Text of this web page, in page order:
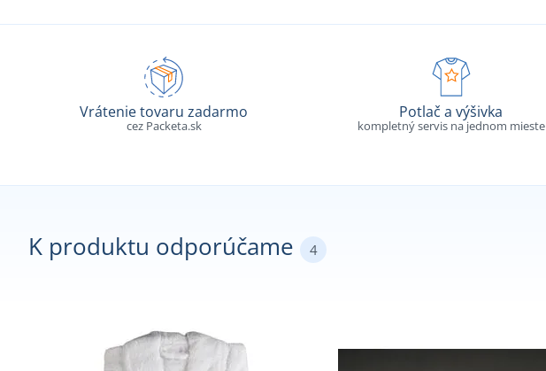
Vrátenie tovaru zadarmo
cez Packeta.sk
Potlač a výšivka
kompletný servis na jednom mieste
K produktu odporúčame 4